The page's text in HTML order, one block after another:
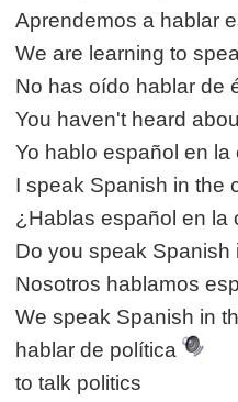
Aprendemos a hablar
We are learning to
No has oído hablar de
You haven't heard
Yo hablo español en
I speak Spanish in the
¿Hablas español en la
Do you speak Spanish
Nosotros hablamos
We speak Spanish in
hablar de política
to talk politics